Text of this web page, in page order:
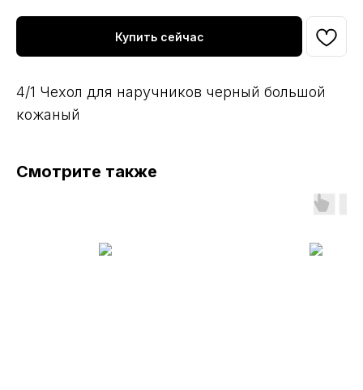
Купить сейчас
4/1 Чехол для наручников черный большой
кожаный
Смотрите также